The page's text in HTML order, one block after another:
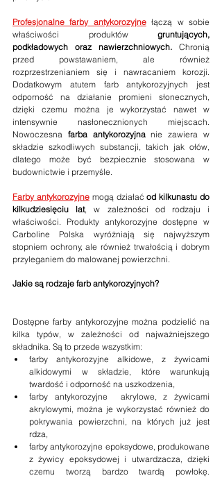
Profesjonalne farby antykorozyjne łączą w sobie
właściwości produktów gruntujących,
podkładowych oraz nawierzchniowych. Chronią
przed powstawaniem, ale również
rozprzestrzenianiem się i nawracaniem korozji.
Dodatkowym atutem farb antykorozyjnych jest
odporność na działanie promieni słonecznych,
dzięki czemu można je wykorzystać nawet w
intensywnie nasłonecznionych miejscach.
Nowoczesna farba antykorozyjna nie zawiera w
składzie szkodliwych substancji, takich jak ołów,
dlatego może być bezpiecznie stosowana w
budownictwie i przemyśle.
Farby antykorozyjne mogą działać od kilkunastu do
kilkudziesięciu lat, w zależności od rodzaju i
właściwości. Produkty antykorozyjne dostępne w
Carboline Polska wyróżniają się najwyższym
stopniem ochrony, ale również trwałością i dobrym
przyleganiem do malowanej powierzchni.
Jakie są rodzaje farb antykorozyjnych?
Dostępne farby antykorozyjne można podzielić na
kilka typów, w zależności od najważniejszego
składnika. Są to przede wszystkim:
farby antykorozyjne alkidowe, z żywicami
alkidowymi w składzie, które warunkują
twardość i odporność na uszkodzenia,
farby antykorozyjne  akrylowe, z żywicami
akrylowymi, można je wykorzystać również do
pokrywania powierzchni, na których już jest
rdza,
farby antykorozyjne epoksydowe, produkowane
z żywicy epoksydowej i utwardzacza, dzięki
czemu tworzą bardzo twardą powłokę.